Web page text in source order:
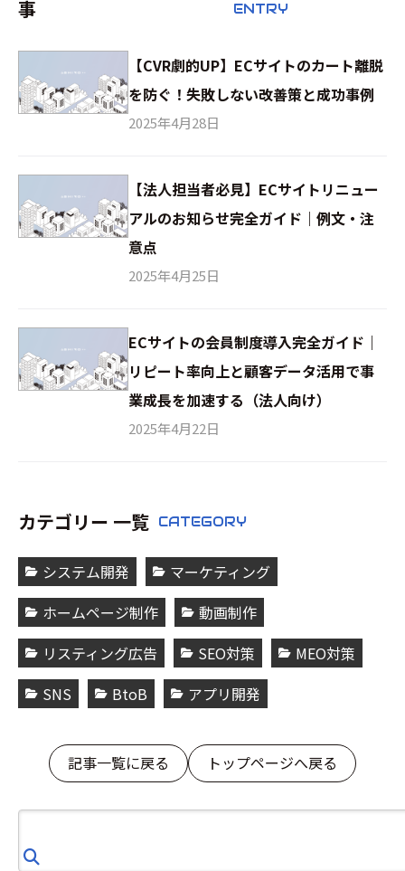
事 ENTRY
【CVR劇的UP】ECサイトのカート離脱
を防ぐ！失敗しない改善策と成功事例
2025年4月28日
【法人担当者必見】ECサイトリニュー
アルのお知らせ完全ガイド｜例文・注
意点
2025年4月25日
ECサイトの会員制度導入完全ガイド｜
リピート率向上と顧客データ活用で事
業成長を加速する（法人向け）
2025年4月22日
カテゴリー 一覧 CATEGORY
システム開発
マーケティング
ホームページ制作
動画制作
リスティング広告
SEO対策
MEO対策
SNS
BtoB アプリ開発
記事一覧に戻る トップページへ戻る
索